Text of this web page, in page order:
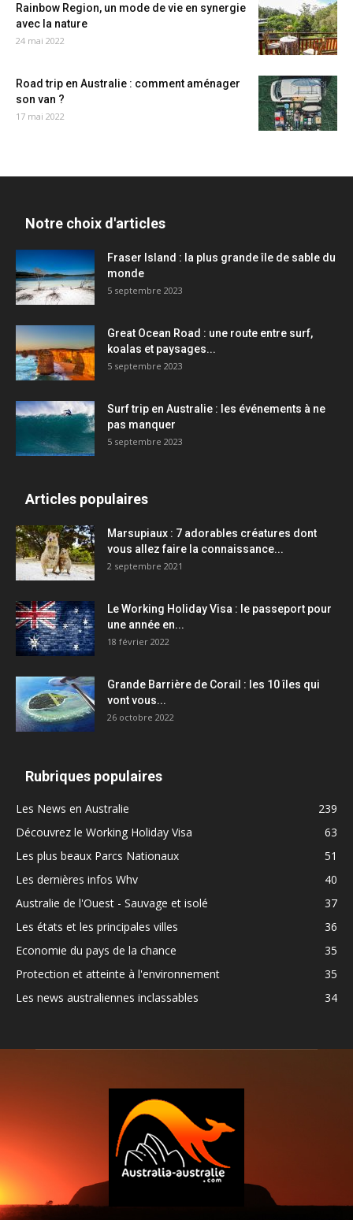
Rainbow Region, un mode de vie en synergie
avec la nature
24 mai 2022
Road trip en Australie : comment aménager
son van ?
17 mai 2022
Notre choix d'articles
Fraser Island : la plus grande île de sable du
monde
5 septembre 2023
Great Ocean Road : une route entre surf,
koalas et paysages...
5 septembre 2023
Surf trip en Australie : les événements à ne
pas manquer
5 septembre 2023
Articles populaires
Marsupiaux : 7 adorables créatures dont
vous allez faire la connaissance...
2 septembre 2021
Le Working Holiday Visa : le passeport pour
une année en...
18 février 2022
Grande Barrière de Corail : les 10 îles qui
vont vous...
26 octobre 2022
Rubriques populaires
Les News en Australie
239
Découvrez le Working Holiday Visa
63
Les plus beaux Parcs Nationaux
51
Les dernières infos Whv
40
Australie de l'Ouest - Sauvage et isolé
37
Les états et les principales villes
36
Economie du pays de la chance
35
Protection et atteinte à l'environnement
35
Les news australiennes inclassables
34